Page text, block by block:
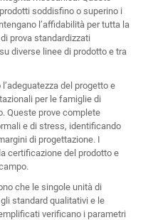
soddisfino o superino i
l’affidabilità per tutta la
prova standardizzati
diverse linee di prodotto e tra
del progetto e
per le famiglie di
Queste prove complete
e di stress, identificando
di progettazione. I
certificazione del prodotto e
che le singole unità di
standard qualitativi e le
verificano i parametri